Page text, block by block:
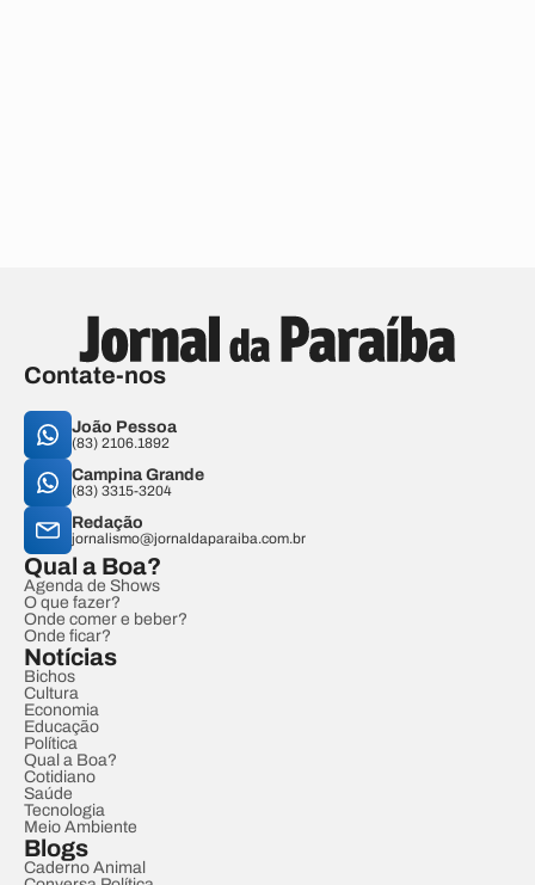
Contate-nos
João Pessoa
(83) 2106.1892
Campina Grande
(83) 3315-3204
Redação
jornalismo@jornaldaparaiba.com.br
Qual a Boa?
Agenda de Shows
O que fazer?
Onde comer e beber?
Onde ficar?
Notícias
Bichos
Cultura
Economia
Educação
Política
Qual a Boa?
Cotidiano
Saúde
Tecnologia
Meio Ambiente
Blogs
Caderno Animal